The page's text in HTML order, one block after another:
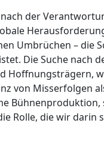
der
Umbrüchen – die
Die Suche nach
Hoffnungsträgern,
von Misserfolgen
Rolle, die wir darin